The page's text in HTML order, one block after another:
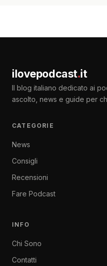
ilovepodcast.it
Il blog italiano dedicato ai
ascolto, news e guide per
CATEGORIE
News
Consigli
Recensioni
Fare Podcast
INFO
Chi Sono
Contatti